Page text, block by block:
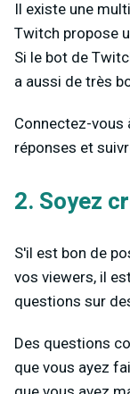
Il existe une
Twitch propose
Si le bot de
a aussi de très
Connectez-vous
réponses et
2. Soyez
S'il est bon de
vos viewers, il
questions sur
Des questions
que vous ayez